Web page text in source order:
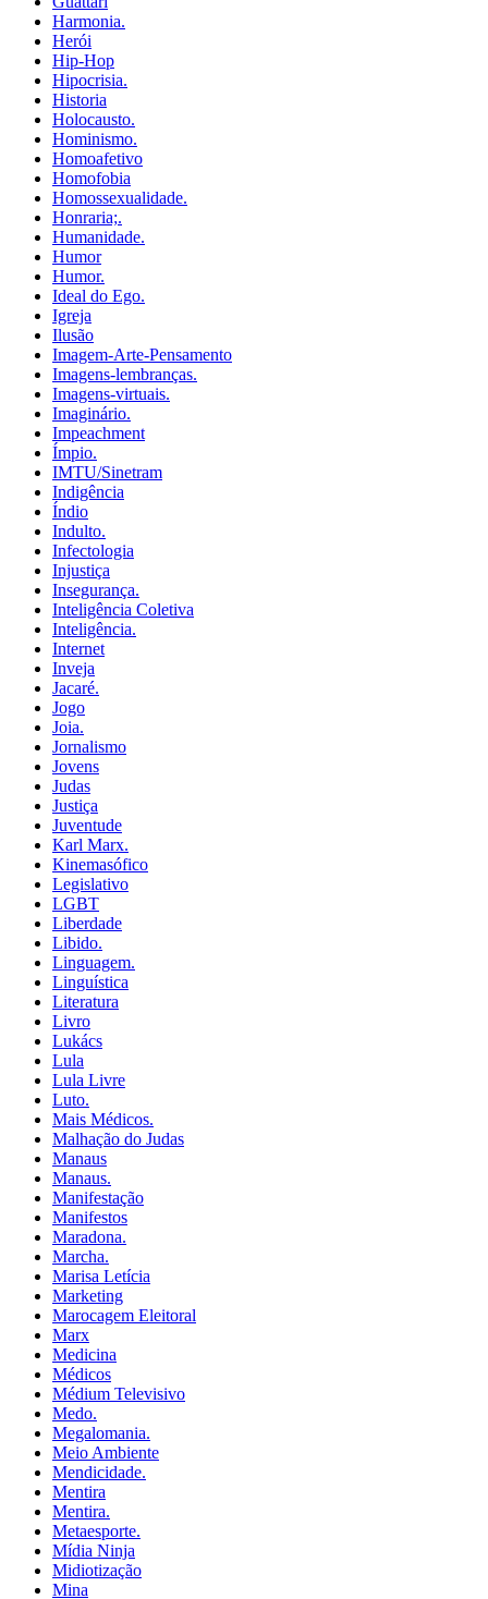
Harmonia.
Herói
Hip-Hop
Hipocrisia.
Historia
Holocausto.
Hominismo.
Homoafetivo
Homofobia
Homossexualidade.
Honraria;.
Humanidade.
Humor
Humor.
Ideal do Ego.
Igreja
Ilusão
Imagem-Arte-Pensamento
Imagens-lembranças.
Imagens-virtuais.
Imaginário.
Impeachment
Ímpio.
IMTU/Sinetram
Indigência
Índio
Indulto.
Infectologia
Injustiça
Insegurança.
Inteligência Coletiva
Inteligência.
Internet
Inveja
Jacaré.
Jogo
Joia.
Jornalismo
Jovens
Judas
Justiça
Juventude
Karl Marx.
Kinemasófico
Legislativo
LGBT
Liberdade
Libido.
Linguagem.
Linguística
Literatura
Livro
Lukács
Lula
Lula Livre
Luto.
Mais Médicos.
Malhação do Judas
Manaus
Manaus.
Manifestação
Manifestos
Maradona.
Marcha.
Marisa Letícia
Marketing
Marocagem Eleitoral
Marx
Medicina
Médicos
Médium Televisivo
Medo.
Megalomania.
Meio Ambiente
Mendicidade.
Mentira
Mentira.
Metaesporte.
Mídia Ninja
Midiotização
Mina